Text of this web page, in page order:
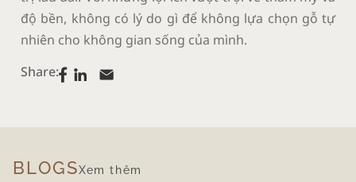
độ bền, không có lý do gì để không lựa chọn gỗ tự
nhiên cho không gian sống của mình.
Share:
BLOGSXem thêm